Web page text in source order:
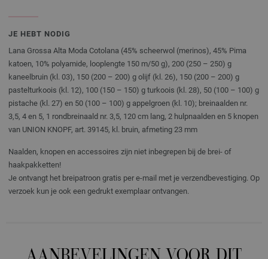
JE HEBT NODIG
Lana Grossa Alta Moda Cotolana (45% scheerwol (merinos), 45% Pima
katoen, 10% polyamide, looplengte 150 m/50 g), 200 (250 – 250) g
kaneelbruin (kl. 03), 150 (200 – 200) g olijf (kl. 26), 150 (200 – 200) g
pastelturkoois (kl. 12), 100 (150 – 150) g turkoois (kl. 28), 50 (100 – 100) g
pistache (kl. 27) en 50 (100 – 100) g appelgroen (kl. 10); breinaalden nr.
3,5, 4 en 5, 1 rondbreinaald nr. 3,5, 120 cm lang, 2 hulpnaalden en 5 knopen
van UNION KNOPF, art. 39145, kl. bruin, afmeting 23 mm
Naalden, knopen en accessoires zijn niet inbegrepen bij de brei- of
haakpakketten!
Je ontvangt het breipatroon gratis per e-mail met je verzendbevestiging. Op
verzoek kun je ook een gedrukt exemplaar ontvangen.